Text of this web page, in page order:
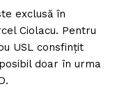
exclusă în
Ciolacu. Pentru
USL consfinţit
doar în urma